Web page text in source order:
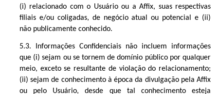
(i) relacionado com o Usuário ou a Affix, suas respectivas
filiais e/ou coligadas, de negócio atual ou potencial e (ii)
não publicamente conhecido.
5.3. Informações Confidenciais não incluem informações
que (i) sejam ou se tornem de domínio público por qualquer
meio, exceto se resultante de violação do relacionamento;
(ii) sejam de conhecimento à época da divulgação pela Affix
ou pelo Usuário, desde que tal conhecimento esteja